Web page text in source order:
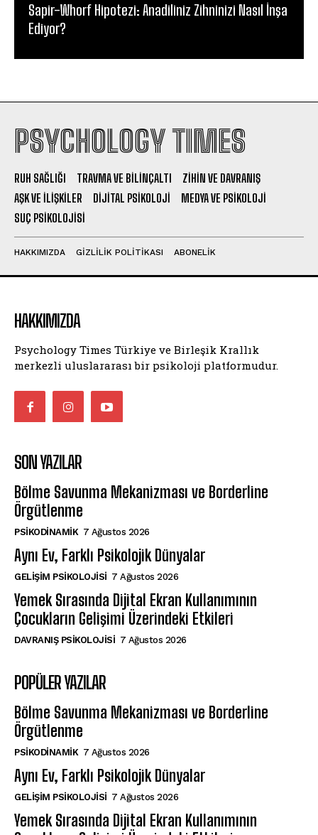
Sapir-Whorf Hipotezi: Anadiliniz Zihninizi Nasıl İnşa
Ediyor?
PSYCHOLOGY TIMES
RUH SAĞLIĞI TRAVMA VE BILINÇALTI
ZIHIN VE DAVRANIŞ
AŞK VE İLIŞKILER
DIJITAL PSIKOLOJI
MEDYA VE PSIKOLOJI
SUÇ PSIKOLOJISI
HAKKIMIZDA GIZLILIK POLITIKASI ABONELIK
HAKKIMIZDA
Psychology Times Türkiye ve Birleşik Krallık
merkezli uluslararası bir psikoloji platformudur.
SON YAZILAR
Bölme Savunma Mekanizması ve Borderline
Örgütlenme
PSIKODINAMIK 7 Ağustos 2026
Aynı Ev, Farklı Psikolojik Dünyalar
GELIŞIM PSIKOLOJISI 7 Ağustos 2026
Yemek Sırasında Dijital Ekran Kullanımının
Çocukların Gelişimi Üzerindeki Etkileri
DAVRANIŞ PSIKOLOJISI 7 Ağustos 2026
POPÜLER YAZILAR
Bölme Savunma Mekanizması ve Borderline
Örgütlenme
PSIKODINAMIK 7 Ağustos 2026
Aynı Ev, Farklı Psikolojik Dünyalar
GELIŞIM PSIKOLOJISI 7 Ağustos 2026
Yemek Sırasında Dijital Ekran Kullanımının